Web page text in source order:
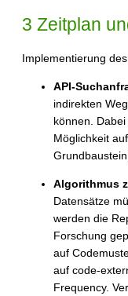
3 Zeitplan
Implementierung
API-
indirekten
können.
Möglichkeit
Algorithmus
Datensätze
werden die
Forschung
auf
auf code-
Frequency.